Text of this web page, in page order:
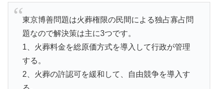
東京博善問題は火葬権限の民間による独占寡占問
題なので解決策は主に3つです。
1、火葬料金を総原価方式を導入して行政が管理
する。
2、火葬の許認可を緩和して、自由競争を導入す